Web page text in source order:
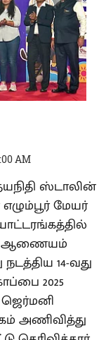
AM
ஸ்டாலின்
மேயர்
ஆணையம்
14-வது
2025
அணிவித்து